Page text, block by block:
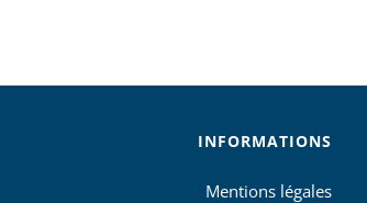
INFORMATIONS
Mentions légales